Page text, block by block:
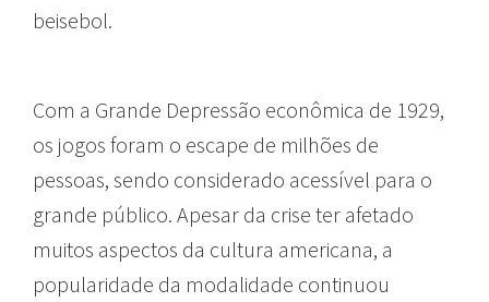
beisebol.
Com a Grande Depressão econômica de 1929,
os jogos foram o escape de milhões de
pessoas, sendo considerado acessível para o
grande público. Apesar da crise ter afetado
muitos aspectos da cultura americana, a
popularidade da modalidade continuou